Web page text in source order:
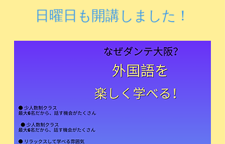
​日曜日も開講しました！